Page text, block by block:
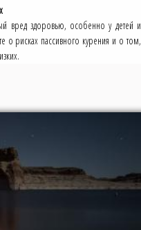
вред здоровью, особенно у детей и
о рисках пассивного курения и о том,